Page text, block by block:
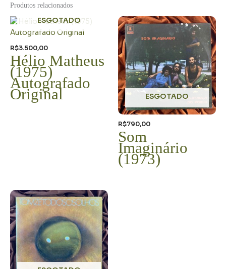
Produtos relacionados
ESGOTADO
R$3.500,00
Hélio Matheus
(1975)
Autografado
Original ESGOTADO
R$790,00
Som
Imaginário
(1973)